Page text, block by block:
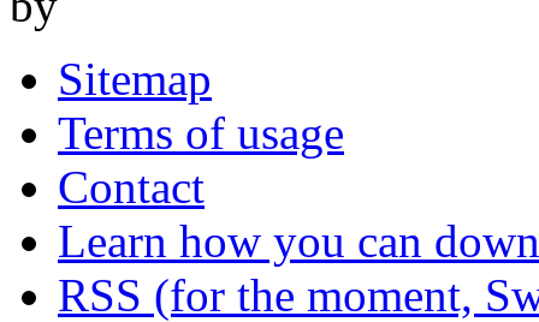
Sitemap
Terms of usage
Contact
Learn how you can
RSS (for the moment,